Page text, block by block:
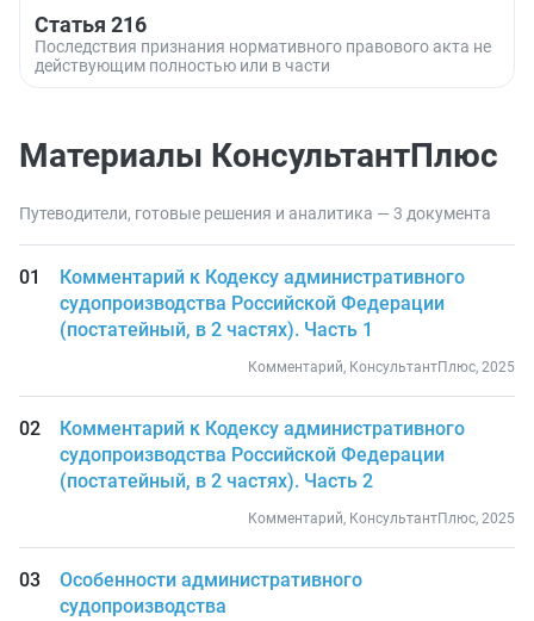
Статья 216
Последствия признания нормативного правового акта не
действующим полностью или в части
Материалы КонсультантПлюс
Путеводители, готовые решения и аналитика — 3 документа
Комментарий к Кодексу административного
судопроизводства Российской Федерации
(постатейный, в 2 частях). Часть 1
Комментарий, КонсультантПлюс, 2025
Комментарий к Кодексу административного
судопроизводства Российской Федерации
(постатейный, в 2 частях). Часть 2
Комментарий, КонсультантПлюс, 2025
Особенности административного
судопроизводства